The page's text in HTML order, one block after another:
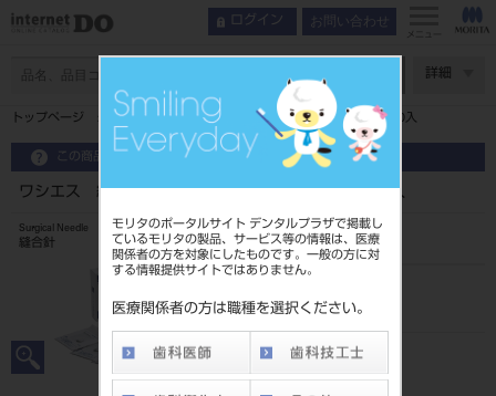
モリタのポータルサイト デンタルプラザで掲載し
ているモリタの製品、サービス等の情報は、医療
関係者の方を対象にしたものです。一般の方に対
する情報提供サイトではありません。
医療関係者の方は職種を選択ください。
ログイン お問い合わせ
メニュー
詳細
トップページ ワシエス 縫合針 弱弯型 角針C－2K 18mm 10入
この商品に関するお問い合わせ
ワシエス 縫合針 弱弯型 角針C－2K 18mm 10入
Surgical Needle
縫合針
207500003C2
JAN/EANコード